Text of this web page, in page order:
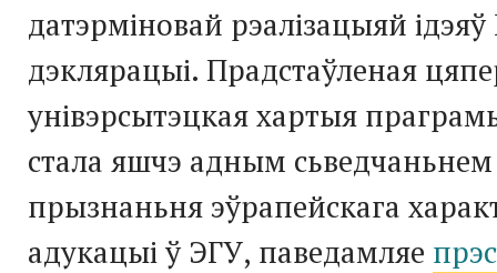
датэрміновай рэалізацыяй
дэклярацыі. Прадстаўленая
унівэрсытэцкая хартыя
стала яшчэ адным
прызнаньня эўрапейскага
адукацыі ў ЭГУ, паведамляе